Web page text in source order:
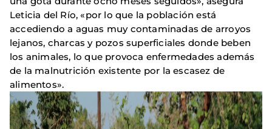
Leticia del Río, «por lo que la población está
accediendo a aguas muy contaminadas de arroyos
lejanos, charcas y pozos superficiales donde beben
los animales, lo que provoca enfermedades además
de la malnutrición existente por la escasez de
alimentos».